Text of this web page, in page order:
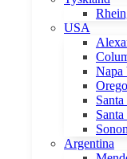
USA
Napa
Argentina